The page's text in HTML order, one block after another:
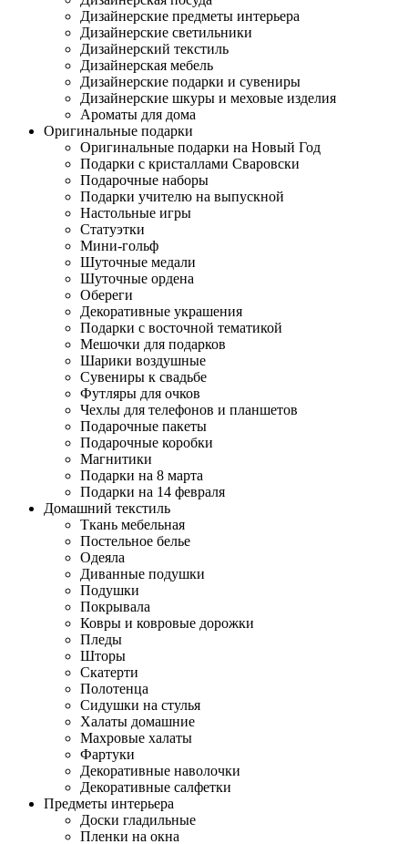
Дизайнерские предметы интерьера
Дизайнерские светильники
Дизайнерский текстиль
Дизайнерская мебель
Дизайнерские подарки и сувениры
Дизайнерские шкуры и меховые изделия
Ароматы для дома
Оригинальные подарки
Оригинальные подарки на Новый Год
Подарки с кристаллами Сваровски
Подарочные наборы
Подарки учителю на выпускной
Настольные игры
Статуэтки
Мини-гольф
Шуточные медали
Шуточные ордена
Обереги
Декоративные украшения
Подарки с восточной тематикой
Мешочки для подарков
Шарики воздушные
Сувениры к свадьбе
Футляры для очков
Чехлы для телефонов и планшетов
Подарочные пакеты
Подарочные коробки
Магнитики
Подарки на 8 марта
Подарки на 14 февраля
Домашний текстиль
Ткань мебельная
Постельное белье
Одеяла
Диванные подушки
Подушки
Покрывала
Ковры и ковровые дорожки
Пледы
Шторы
Скатерти
Полотенца
Сидушки на стулья
Халаты домашние
Махровые халаты
Фартуки
Декоративные наволочки
Декоративные салфетки
Предметы интерьера
Доски гладильные
Пленки на окна